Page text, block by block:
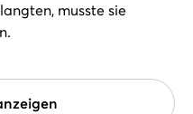
musste sie